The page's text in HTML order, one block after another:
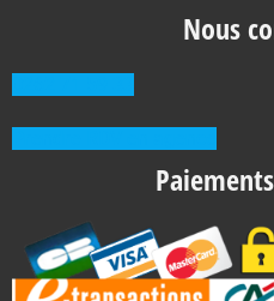
Nous